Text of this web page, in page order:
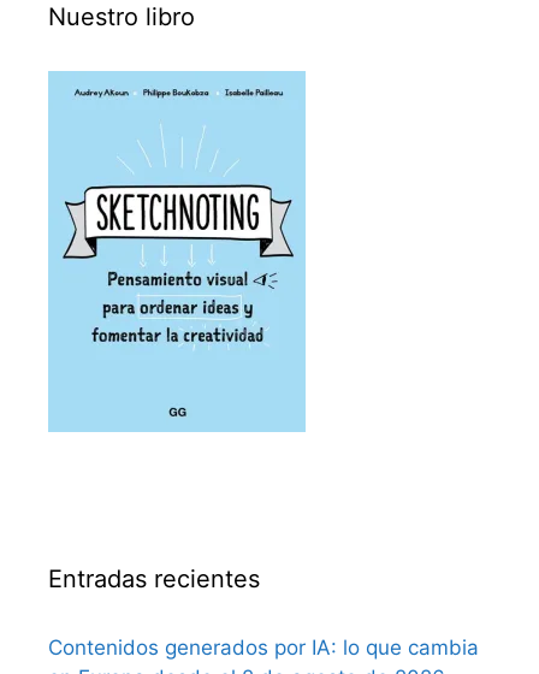
Nuestro libro
Entradas recientes
Contenidos generados por IA: lo que cambia